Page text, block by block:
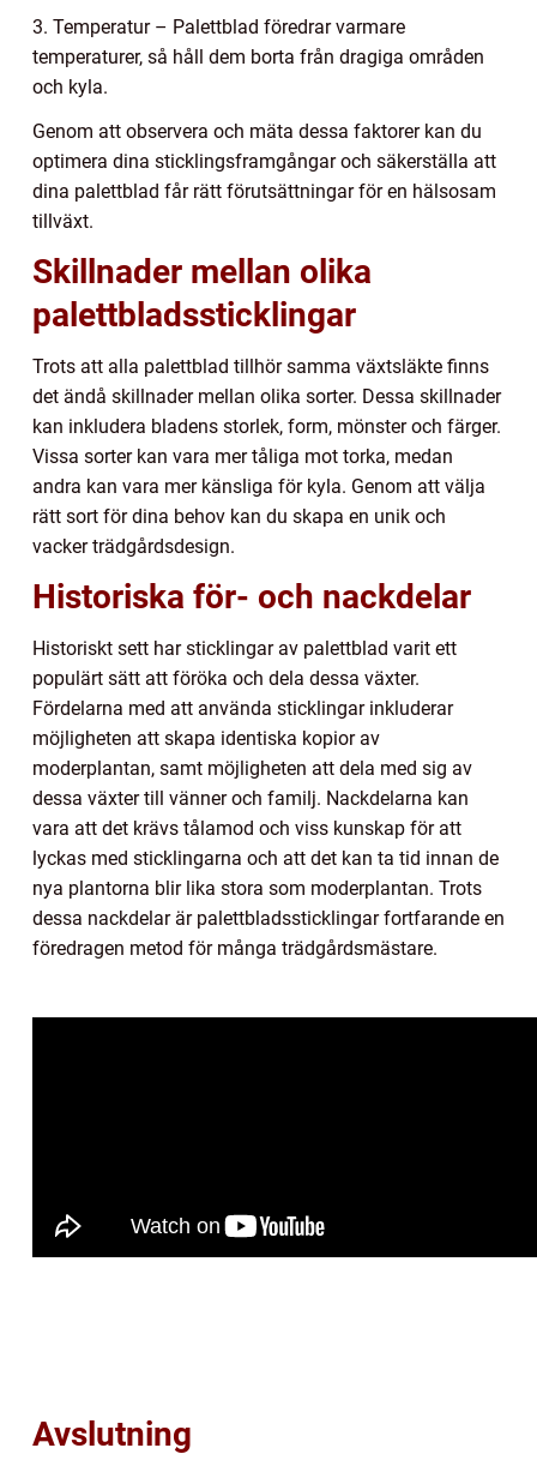
3. Temperatur – Palettblad föredrar varmare
temperaturer, så håll dem borta från dragiga områden
och kyla.
Genom att observera och mäta dessa faktorer kan du
optimera dina sticklingsframgångar och säkerställa att
dina palettblad får rätt förutsättningar för en hälsosam
tillväxt.
Skillnader mellan olika
palettbladssticklingar
Trots att alla palettblad tillhör samma växtsläkte finns
det ändå skillnader mellan olika sorter. Dessa skillnader
kan inkludera bladens storlek, form, mönster och färger.
Vissa sorter kan vara mer tåliga mot torka, medan
andra kan vara mer känsliga för kyla. Genom att välja
rätt sort för dina behov kan du skapa en unik och
vacker trädgårdsdesign.
Historiska för- och nackdelar
Historiskt sett har sticklingar av palettblad varit ett
populärt sätt att föröka och dela dessa växter.
Fördelarna med att använda sticklingar inkluderar
möjligheten att skapa identiska kopior av
moderplantan, samt möjligheten att dela med sig av
dessa växter till vänner och familj. Nackdelarna kan
vara att det krävs tålamod och viss kunskap för att
lyckas med sticklingarna och att det kan ta tid innan de
nya plantorna blir lika stora som moderplantan. Trots
dessa nackdelar är palettbladssticklingar fortfarande en
föredragen metod för många trädgårdsmästare.
Avslutning